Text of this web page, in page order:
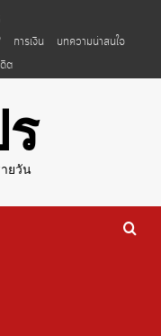
การเงิน
บทความน่าสนใจ
ต
ยวัน